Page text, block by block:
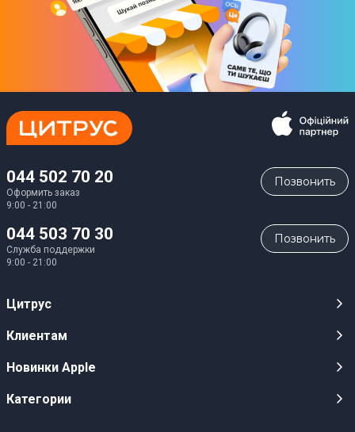
044 502 70 20
Оформить заказ
9:00 - 21:00
Позвонить
044 503 70 30
Служба поддержки
9:00 - 21:00
Позвонить
Цитрус
Карьера
Оптовым клиентам
Клиентам
Публичные оферты
Новинки Apple
iPhone 17
Категории